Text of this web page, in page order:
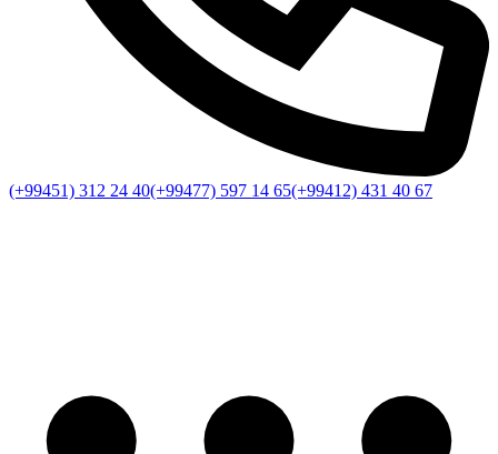
(+99451) 312 24 40(+99477) 597 14 65(+99412) 431 40 67